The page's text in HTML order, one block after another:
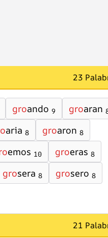
23
groando 9 groaran
aria 8 groaron 8
emos 10 groeras 8
grosera 8 grosero 8
21